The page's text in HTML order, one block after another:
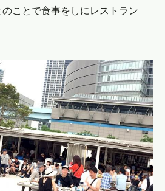
ことで食事をしにレストラン